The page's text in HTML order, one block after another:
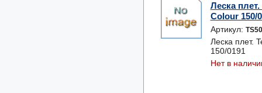
Леска
Colour 150/
Артикул:
Леска плет.
150/0191
Нет в